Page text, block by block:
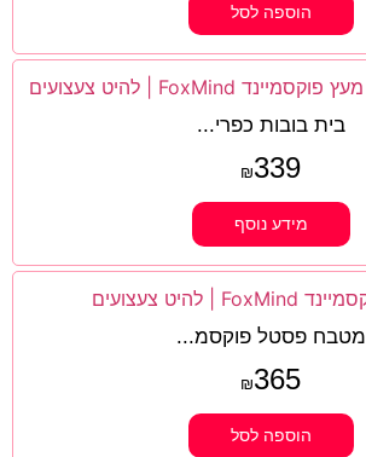
הוספה לסל
בית בובות כפרי...
₪339
מידע נוסף
מטבח פסטל פוקסמ...
₪365
הוספה לסל